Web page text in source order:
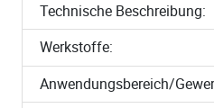
Technische Beschreibung:
Werkstoffe:
Anwendungsbereich/